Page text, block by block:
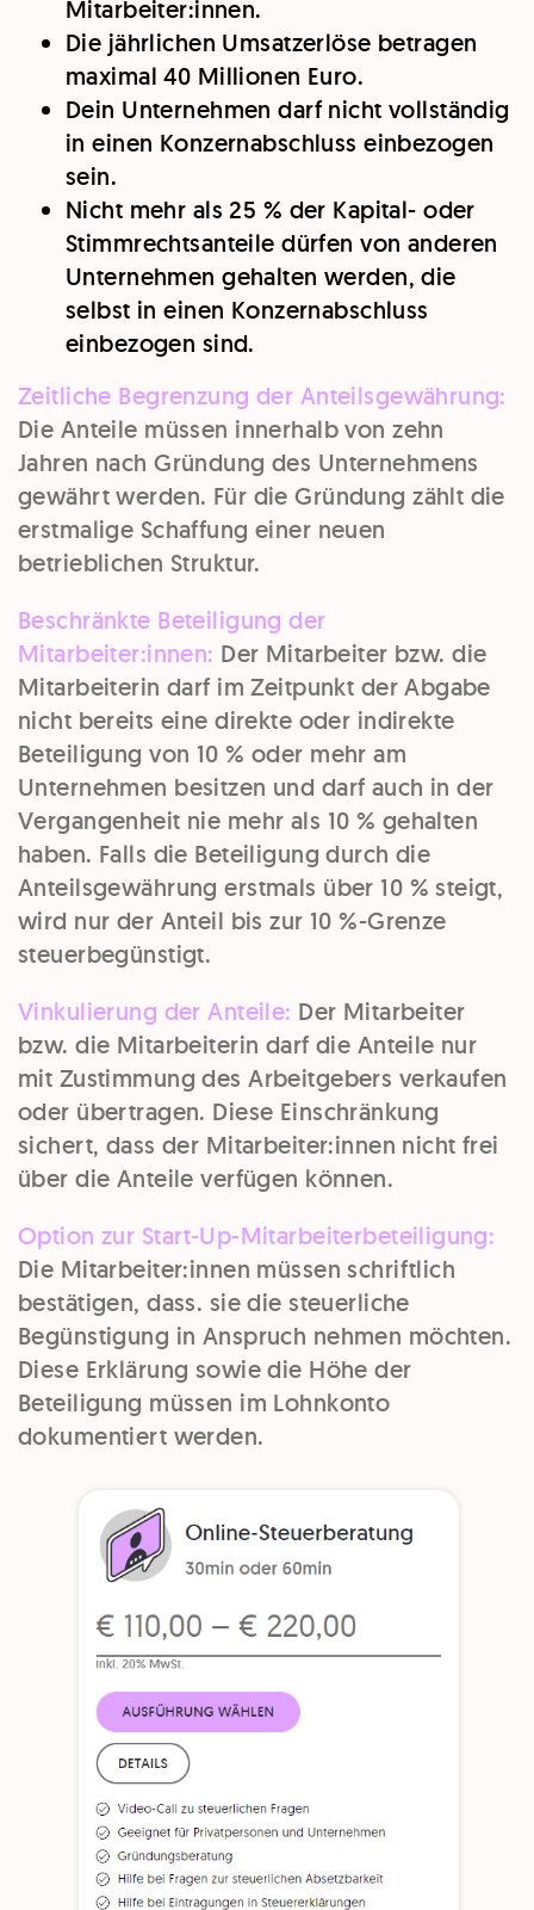
Mitarbeiter:innen.
Die jährlichen Umsatzerlöse betragen
maximal 40 Millionen Euro.
Dein Unternehmen darf nicht vollständig
in einen Konzernabschluss einbezogen
sein.
Nicht mehr als 25 % der Kapital- oder
Stimmrechtsanteile dürfen von anderen
Unternehmen gehalten werden, die
selbst in einen Konzernabschluss
einbezogen sind.
Zeitliche Begrenzung der Anteilsgewährung:
Die Anteile müssen innerhalb von zehn
Jahren nach Gründung des Unternehmens
gewährt werden. Für die Gründung zählt die
erstmalige Schaffung einer neuen
betrieblichen Struktur.
Beschränkte Beteiligung der
Mitarbeiter:innen: Der Mitarbeiter bzw. die
Mitarbeiterin darf im Zeitpunkt der Abgabe
nicht bereits eine direkte oder indirekte
Beteiligung von 10 % oder mehr am
Unternehmen besitzen und darf auch in der
Vergangenheit nie mehr als 10 % gehalten
haben. Falls die Beteiligung durch die
Anteilsgewährung erstmals über 10 % steigt,
wird nur der Anteil bis zur 10 %-Grenze
steuerbegünstigt.
Vinkulierung der Anteile: Der Mitarbeiter
bzw. die Mitarbeiterin darf die Anteile nur
mit Zustimmung des Arbeitgebers verkaufen
oder übertragen. Diese Einschränkung
sichert, dass der Mitarbeiter:innen nicht frei
über die Anteile verfügen können.
Option zur Start-Up-Mitarbeiterbeteiligung:
Die Mitarbeiter:innen müssen schriftlich
bestätigen, dass. sie die steuerliche
Begünstigung in Anspruch nehmen möchten.
Diese Erklärung sowie die Höhe der
Beteiligung müssen im Lohnkonto
dokumentiert werden.